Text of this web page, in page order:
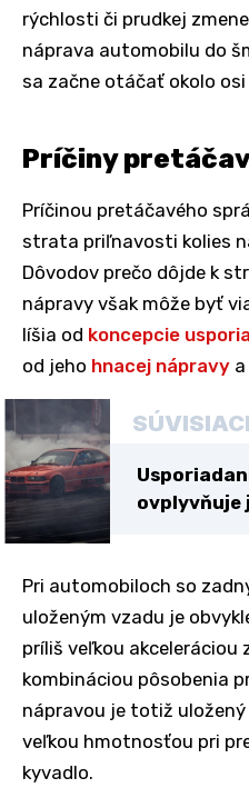
rýchlosti či prudkej
náprava automobilu do
sa začne otáčať okolo
Príčiny
Príčinou pretáčavého
strata priľnavosti kolies
Dôvodov prečo dôjde k
nápravy však môže byť
líšia od koncepcie
od jeho hnacej nápravy a
ovplyvňuje
Pri automobiloch so
uloženým vzadu je
príliš veľkou akceleráciou
kombináciou pôsobenia
nápravou je totiž
veľkou hmotnosťou pri
kyvadlo.